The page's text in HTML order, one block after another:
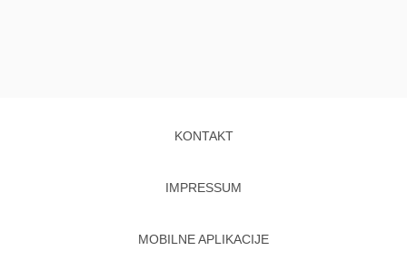
KONTAKT
IMPRESSUM
MOBILNE APLIKACIJE